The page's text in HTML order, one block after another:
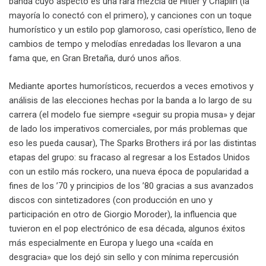
mayoría lo conectó con el primero), y canciones con un toque
humorístico y un estilo pop glamoroso, casi operístico, lleno de
cambios de tempo y melodías enredadas los llevaron a una
fama que, en Gran Bretaña, duró unos años.
Mediante aportes humorísticos, recuerdos a veces emotivos y
análisis de las elecciones hechas por la banda a lo largo de su
carrera (el modelo fue siempre «seguir su propia musa» y dejar
de lado los imperativos comerciales, por más problemas que
eso les pueda causar), The Sparks Brothers irá por las distintas
etapas del grupo: su fracaso al regresar a los Estados Unidos
con un estilo más rockero, una nueva época de popularidad a
fines de los ’70 y principios de los ’80 gracias a sus avanzados
discos con sintetizadores (con producción en uno y
participación en otro de Giorgio Moroder), la influencia que
tuvieron en el pop electrónico de esa década, algunos éxitos
más especialmente en Europa y luego una «caída en
desgracia» que los dejó sin sello y con mínima repercusión